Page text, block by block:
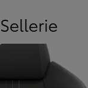
Sellerie